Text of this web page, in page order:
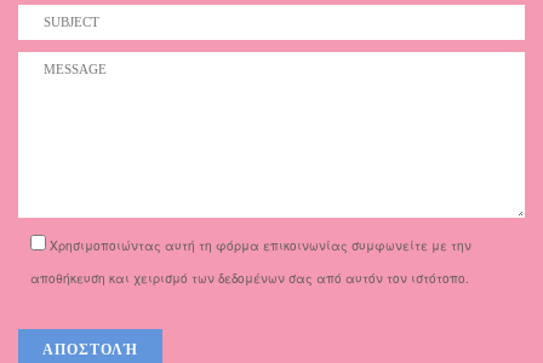
Χρησιμοποιώντας αυτή τη φόρμα επικοινωνίας συμφωνείτε με την
αποθήκευση και χειρισμό των δεδομένων σας από αυτόν τον ιστότοπο.